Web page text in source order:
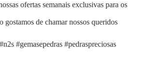
ofertas semanais exclusivas para os
gostamos de chamar nossos queridos
#gemasepedras #pedraspreciosas